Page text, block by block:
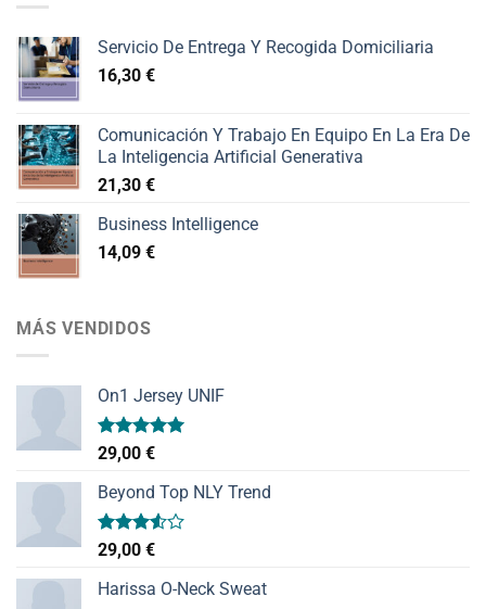
Servicio De Entrega Y Recogida Domiciliaria
16,30 €
Comunicación Y Trabajo En Equipo En La Era De
La Inteligencia Artificial Generativa
21,30 €
Business Intelligence
14,09 €
MÁS VENDIDOS
On1 Jersey UNIF
Valorado
con
de 5
29,00 €
Beyond Top NLY Trend
Valorado
con
3.50de
5
29,00 €
Harissa O-Neck Sweat